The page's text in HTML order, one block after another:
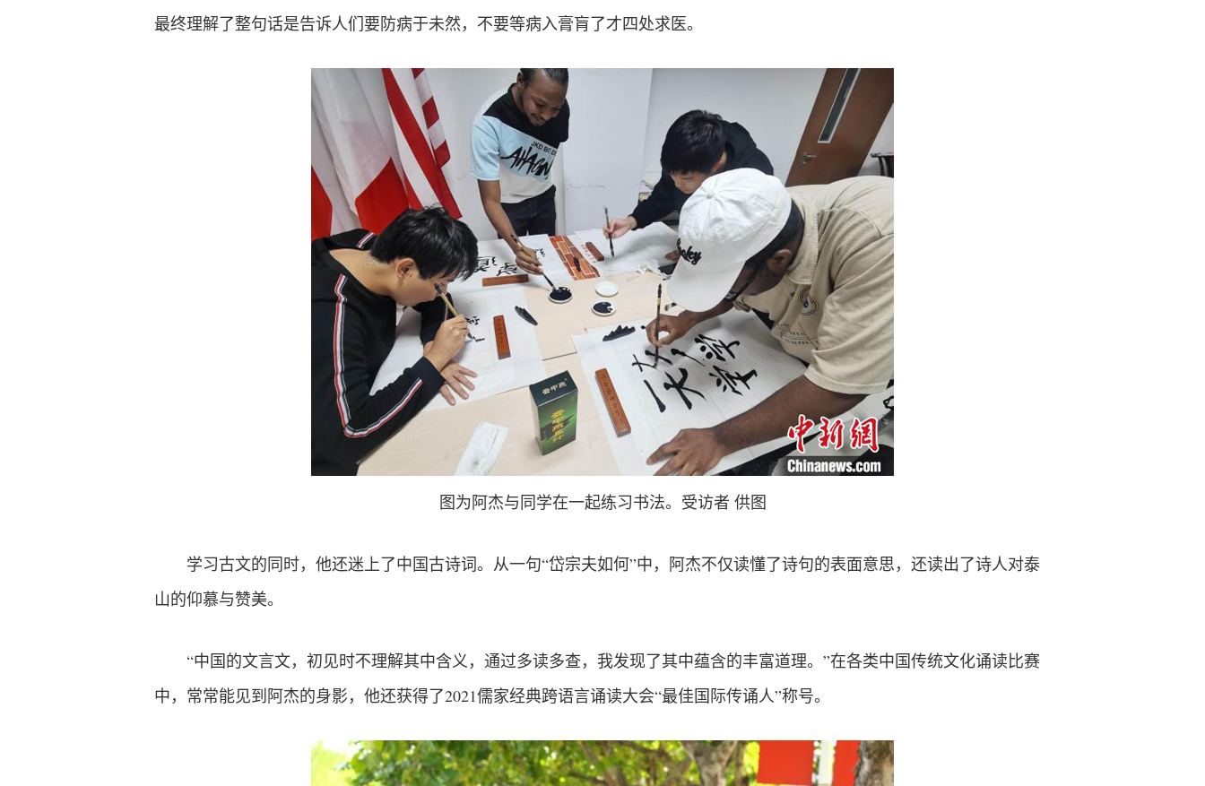
最终理解了整句话是告诉人们要防病于未然，不要等病入膏肓了才四处求医。
图为阿杰与同学在一起练习书法。受访者 供图
学习古文的同时，他还迷上了中国古诗词。从一句“岱宗夫如何”中，阿杰不仅读懂了诗句的表面意思，还读出了诗人对泰
山的仰慕与赞美。
“中国的文言文，初见时不理解其中含义，通过多读多查，我发现了其中蕴含的丰富道理。”在各类中国传统文化诵读比赛
中，常常能见到阿杰的身影，他还获得了2021儒家经典跨语言诵读大会“最佳国际传诵人”称号。